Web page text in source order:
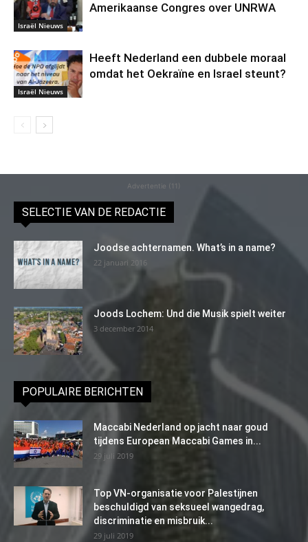
Israël Nieuws
Amerikaanse Congres over UNRWA
Israël Nieuws
Heeft Nederland een dubbele moraal
omdat het Oekraïne en Israel steunt?
Advertentie (11)
SELECTIE VAN DE REDACTIE
Joodse achternamen. What’s in a name?
22 januari 2016
Joods Lochem: Und die Musik spielt weiter
3 december 2014
POPULAIRE BERICHTEN
Maccabi Nederland op jacht naar goud
tijdens European Maccabi Games in...
29 juli 2019
Top VN-organisatie voor Palestijnen
beschuldigd van seksueel wangedrag,
discriminatie en misbruik...
29 juli 2019